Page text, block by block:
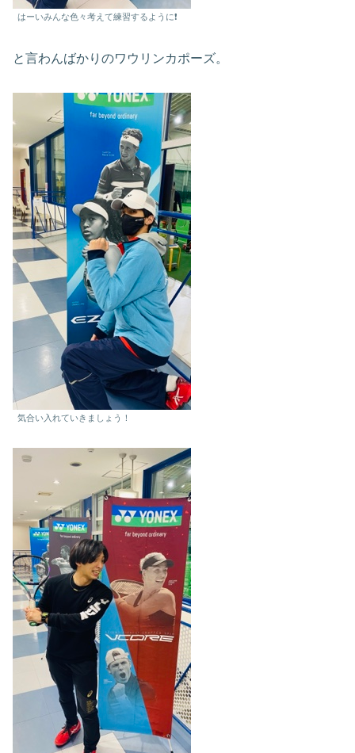
はーいみんな色々考えて練習するように❗️
と言わんばかりのワウリンカポーズ。
気合い入れていきましょう！